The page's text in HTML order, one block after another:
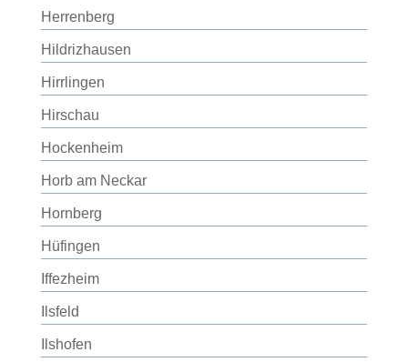
Herrenberg
Hildrizhausen
Hirrlingen
Hirschau
Hockenheim
Horb am Neckar
Hornberg
Hüfingen
Iffezheim
Ilsfeld
Ilshofen